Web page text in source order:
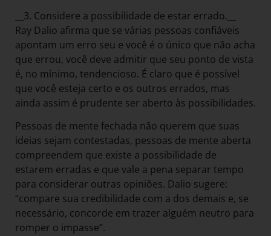
__3. Considere a possibilidade de estar errado.__
Ray Dalio afirma que se várias pessoas confiáveis
apontam um erro seu e você é o único que não acha
que errou, você deve admitir que seu ponto de vista
é, no mínimo, tendencioso. É claro que é possível
que você esteja certo e os outros errados, mas
ainda assim é prudente ser aberto às possibilidades.
Pessoas de mente fechada não querem que suas
ideias sejam contestadas, pessoas de mente aberta
compreendem que existe a possibilidade de
estarem erradas e que vale a pena separar tempo
para considerar outras opiniões. Dalio sugere:
“compare sua credibilidade com a dos demais e, se
necessário, concorde em trazer alguém neutro para
romper o impasse”.